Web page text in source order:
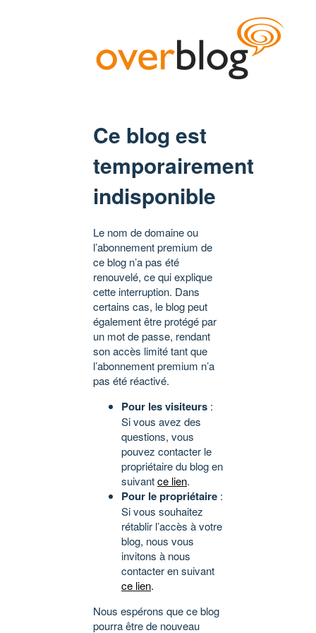
Ce blog est
temporairement
indisponible
Le nom de domaine ou
l’abonnement premium de
ce blog n’a pas été
renouvelé, ce qui explique
cette interruption. Dans
certains cas, le blog peut
également être protégé par
un mot de passe, rendant
son accès limité tant que
l’abonnement premium n’a
pas été réactivé.
Pour les visiteurs :
Si vous avez des
questions, vous
pouvez contacter le
propriétaire du blog en
suivantce lien.
Pour le propriétaire :
Si vous souhaitez
rétablir l’accès à votre
blog, nous vous
invitons à nous
contacter en suivant
ce lien.
Nous espérons que ce blog
pourra être de nouveau